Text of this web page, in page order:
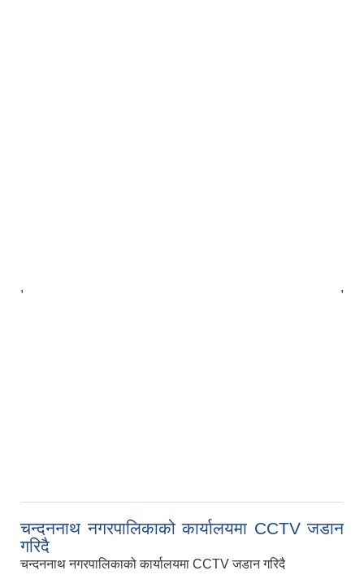
, ,
चन्दननाथ नगरपालिकाको कार्यालयमा CCTV जडान
गरिदै
चन्दननाथ नगरपालिकाको कार्यालयमा CCTV जडान गरिदै